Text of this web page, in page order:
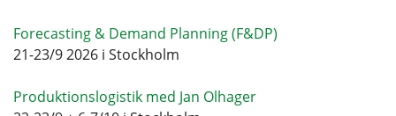
Forecasting & Demand Planning (F&DP)
21-23/9 2026 i Stockholm
Produktionslogistik med Jan Olhager